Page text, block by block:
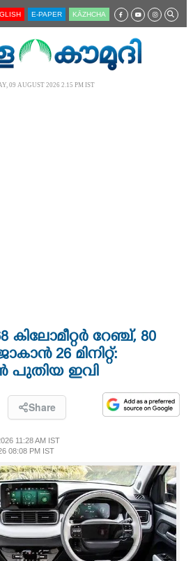
E-PAPER KĀZHCHA
09 AUGUST 2026 2.15 PM IST
കിലോമീറ്റർ റേഞ്ച്, 80
26 മിനിറ്റ്:
പുതിയ ഇവി
Share
11:28 AM IST
08:08 PM IST